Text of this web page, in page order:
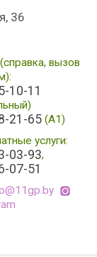
36
вызов
10-11
21-65 (A1)
услуги:
03-93,
07-51